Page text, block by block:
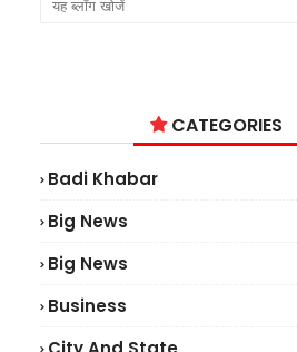
CATEGORIES
Badi Khabar
Big News
Big News
Business